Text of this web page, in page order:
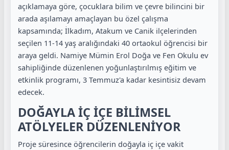
açıklamaya göre, çocuklara bilim ve çevre bilincini bir
arada aşılamayı amaçlayan bu özel çalışma
kapsamında; İlkadım, Atakum ve Canik ilçelerinden
seçilen 11-14 yaş aralığındaki 40 ortaokul öğrencisi bir
araya geldi. Namiye Mümin Erol Doğa ve Fen Okulu ev
sahipliğinde düzenlenen yoğunlaştırılmış eğitim ve
etkinlik programı, 3 Temmuz'a kadar kesintisiz devam
edecek.
DOĞAYLA İÇ İÇE BİLİMSEL
ATÖLYELER DÜZENLENİYOR
Proje süresince öğrencilerin doğayla iç içe vakit